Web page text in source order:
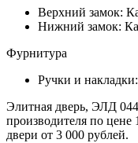
Верхний замок:
Нижний замок:
Фурнитура
Ручки и
Элитная дверь, ЭЛД
производителя по
двери от 3 000 рублей.